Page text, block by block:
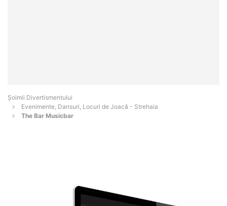
Şoimii Divertismentului
Evenimente, Dansuri, Locuri de Joacă - Strehaia
The Bar Musicbar